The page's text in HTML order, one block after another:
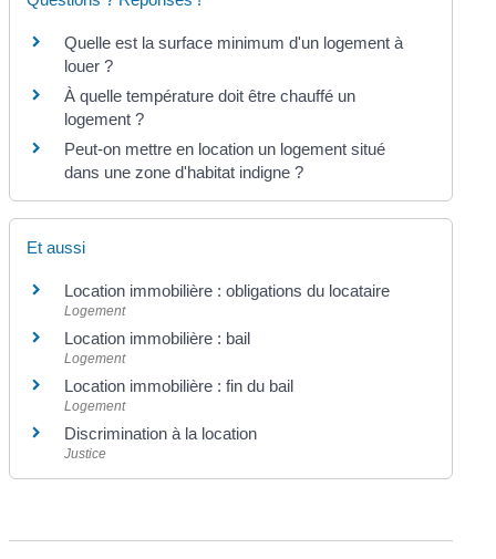
Quelle est la surface minimum d'un logement à
louer ?
À quelle température doit être chauffé un
logement ?
Peut-on mettre en location un logement situé
dans une zone d'habitat indigne ?
Et aussi
Location immobilière : obligations du locataire
Logement
Location immobilière : bail
Logement
Location immobilière : fin du bail
Logement
Discrimination à la location
Justice